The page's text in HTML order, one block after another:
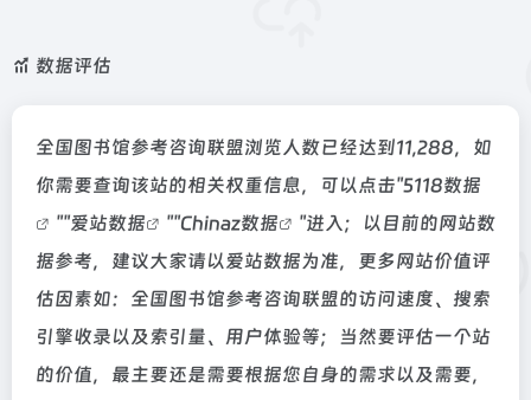
数据评估
全国图书馆参考咨询联盟浏览人数已经达到11,288，如
你需要查询该站的相关权重信息，可以点击"5118数据
""爱站数据 ""Chinaz数据
"进入；以目前的网站数
据参考，建议大家请以爱站数据为准，更多网站价值评
估因素如：全国图书馆参考咨询联盟的访问速度、搜索
引擎收录以及索引量、用户体验等；当然要评估一个站
的价值，最主要还是需要根据您自身的需求以及需要，